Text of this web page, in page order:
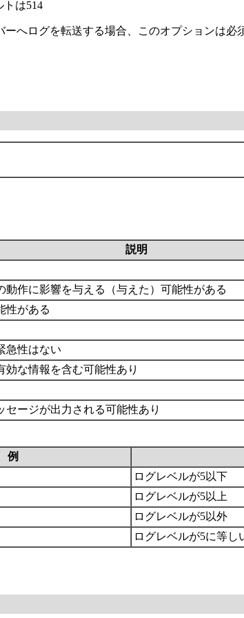
トは514
ーへログを転送する場合、このオプションは必
説明
作に影響を与える（与えた）可能性がある
性がある
急性はない
な情報を含む可能性あり
ージが出力される可能性あり
例
ログレベルが5以下
ログレベルが5以上
ログレベルが5以外
ログレベルが5に等し